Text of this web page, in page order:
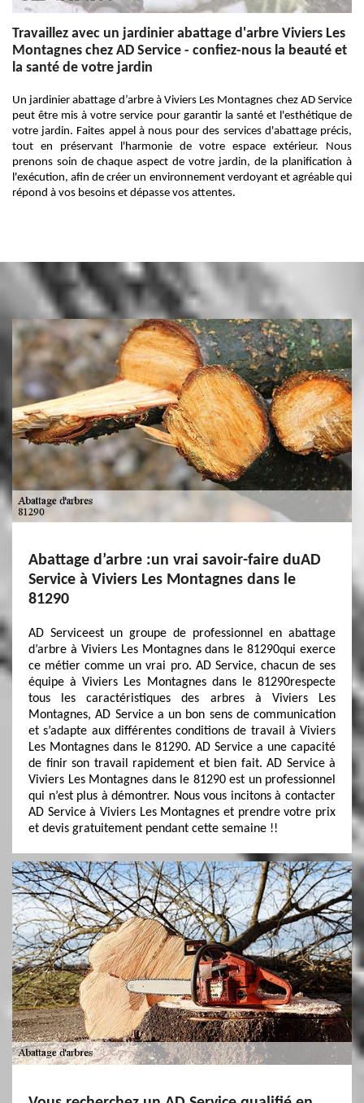
Travaillez avec un jardinier abattage d'arbre Viviers Les
Montagnes chez AD Service - confiez-nous la beauté et
la santé de votre jardin
Un jardinier abattage d’arbre à Viviers Les Montagnes chez AD Service
peut être mis à votre service pour garantir la santé et l'esthétique de
votre jardin. Faites appel à nous pour des services d'abattage précis,
tout en préservant l'harmonie de votre espace extérieur. Nous
prenons soin de chaque aspect de votre jardin, de la planification à
l'exécution, afin de créer un environnement verdoyant et agréable qui
répond à vos besoins et dépasse vos attentes.
Abattage d’arbre :un vrai savoir-faire duAD
Service à Viviers Les Montagnes dans le
81290
AD Serviceest un groupe de professionnel en abattage
d’arbre à Viviers Les Montagnes dans le 81290qui exerce
ce métier comme un vrai pro. AD Service, chacun de ses
équipe à Viviers Les Montagnes dans le 81290respecte
tous les caractéristiques des arbres à Viviers Les
Montagnes, AD Service a un bon sens de communication
et s’adapte aux différentes conditions de travail à Viviers
Les Montagnes dans le 81290. AD Service a une capacité
de finir son travail rapidement et bien fait. AD Service à
Viviers Les Montagnes dans le 81290 est un professionnel
qui n’est plus à démontrer. Nous vous incitons à contacter
AD Service à Viviers Les Montagnes et prendre votre prix
et devis gratuitement pendant cette semaine !!